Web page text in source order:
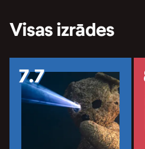
Visas izrādes
7.7